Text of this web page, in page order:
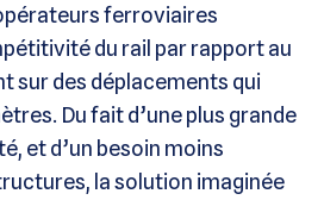
ferroviaires
du rail par rapport au
sur des déplacements qui
Du fait d’une plus grande
et d’un besoin moins
la solution imaginée